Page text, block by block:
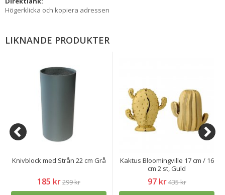
Högerklicka och kopiera adressen
LIKNANDE PRODUKTER
Knivblock med Strån 22 cm Grå
185 kr299 kr
Kaktus Bloomingville 17 cm / 16
cm 2 st, Guld
97 kr435 kr